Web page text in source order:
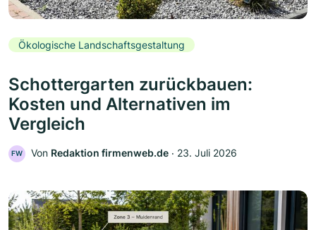
Ökologische Landschaftsgestaltung
Schottergarten zurückbauen:
Kosten und Alternativen im
Vergleich
FW Von Redaktion firmenweb.de ‧ 23. Juli 2026